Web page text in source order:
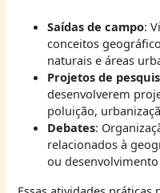
Saídas de campo:
conceitos
naturais e áreas
Projetos de
desenvolverem
poluição,
Debates:
relacionados à
ou